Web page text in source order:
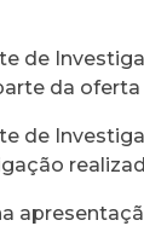
de
da oferta
de